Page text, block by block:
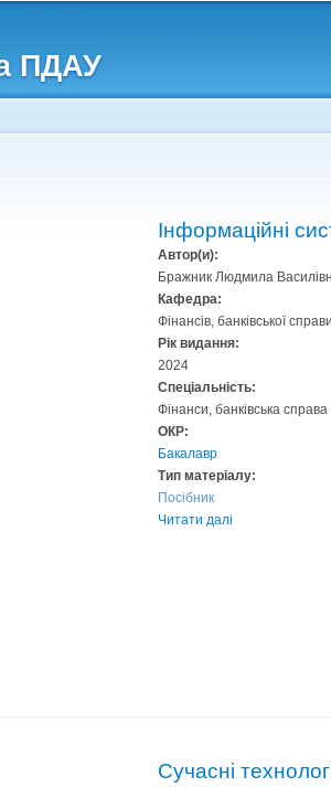
ПДАУ
Інформаційні
Автор(и):
Бражник Людмила
Кафедра:
Фінансів, банківської
Рік видання:
2024
Спеціальність:
Фінанси, банківська
ОКР:
Бакалавр
Тип матеріалу:
Посібник
Читати далі
Сучасні